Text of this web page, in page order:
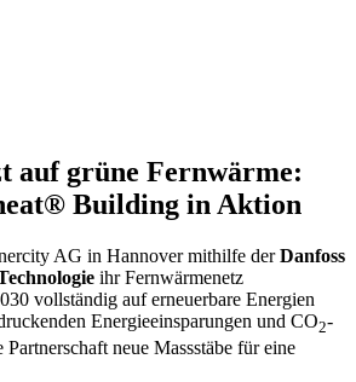
auf grüne Fernwärme:
Building in Aktion
AG in Hannover mithilfe derDanfoss
ihr Fernwärmenetz
vollständig auf erneuerbare Energien
Energieeinsparungen und CO2-
neue Massstäbe für eine